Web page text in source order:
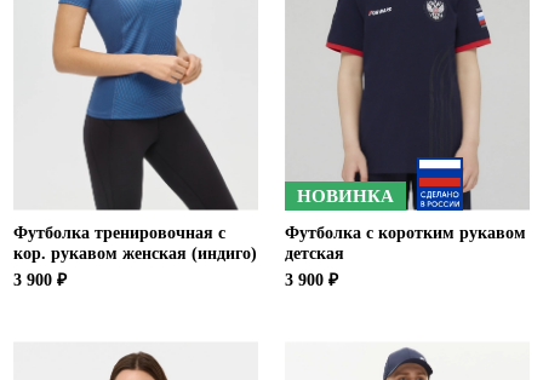
Футболка тренировочная с
кор. рукавом женская (индиго)
3 900 ₽
НОВИНКА
Футболка с коротким рукавом
детская
3 900 ₽